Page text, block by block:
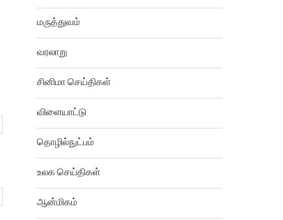
மருத்துவம்
வரலாறு
சினிமா செய்திகள்
விளையாட்டு
தொழில்நுட்பம்
உலக செய்திகள்
ஆன்மிகம்